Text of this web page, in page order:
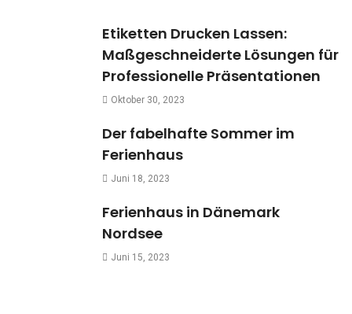
Etiketten Drucken Lassen:
Maßgeschneiderte Lösungen für
Professionelle Präsentationen
Oktober 30, 2023
Der fabelhafte Sommer im
Ferienhaus
Juni 18, 2023
Ferienhaus in Dänemark
Nordsee
Juni 15, 2023